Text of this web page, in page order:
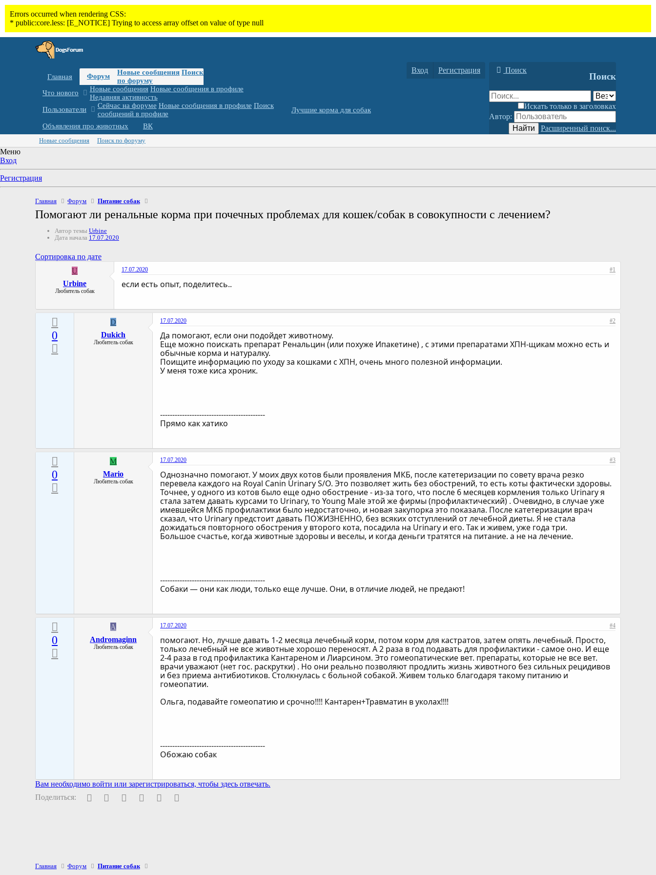
Главная Форум Новые сообщения Поиск
по форуму
Что нового
Новые сообщения Новые сообщения в профиле
Недавняя активность
Пользователи
Сейчас на форуме Новые сообщения в профиле Поиск
сообщений в профиле
Лучшие корма для собак
Объявления про животных ВК
Вход Регистрация Поиск
Поиск
Искать только в заголовках
Автор:
Найти
Расширенный поиск...
Новые сообщения Поиск по форуму
Меню
Вход
Регистрация
Главная Форум Питание собак
Помогают ли ренальные корма при почечных проблемах для кошек/собак в совокупности с лечением?
Автор темы Urbine
Дата начала 17.07.2020
Сортировка по дате
U
Urbine
Любитель собак
17.07.2020 #1
если есть опыт, поделитесь..
0
D
Dukich
Любитель собак
17.07.2020 #2
Да помогают, если они подойдет животному.
Еще можно поискать препарат Ренальцин (или похуже Ипакетине) , с этими препаратами ХПН-щикам можно есть и
обычные корма и натуралку.
Поищите информацию по уходу за кошками с ХПН, очень много полезной информации.
У меня тоже киса хроник.
-------------------------------------------
Прямо как хатико
0
M
Mario
Любитель собак
17.07.2020 #3
Однозначно помогают. У моих двух котов были проявления МКБ, после катетеризации по совету врача резко
перевела каждого на Royal Canin Urinary S/O. Это позволяет жить без обострений, то есть коты фактически здоровы.
Точнее, у одного из котов было еще одно обострение - из-за того, что после 6 месяцев кормления только Urinary я
стала затем давать курсами то Urinary, то Young Male этой же фирмы (профилактический) . Очевидно, в случае уже
имевшейся МКБ профилактики было недостаточно, и новая закупорка это показала. После катетеризации врач
сказал, что Urinary предстоит давать ПОЖИЗНЕННО, без всяких отступлений от лечебной диеты. Я не стала
дожидаться повторного обострения у второго кота, посадила на Urinary и его. Так и живем, уже года три.
Большое счастье, когда животные здоровы и веселы, и когда деньги тратятся на питание. а не на лечение.
-------------------------------------------
Собаки — они как люди, только еще лучше. Они, в отличие людей, не предают!
0
A
Andromaginn
Любитель собак
17.07.2020 #4
помогают. Но, лучше давать 1-2 месяца лечебный корм, потом корм для кастратов, затем опять лечебный. Просто,
только лечебный не все животные хорошо переносят. А 2 раза в год подавать для профилактики - самое оно. И еще
2-4 раза в год профилактика Кантареном и Лиарсином. Это гомеопатические вет. препараты, которые не все вет.
врачи уважают (нет гос. раскрутки) . Но они реально позволяют продлить жизнь животного без сильных рецидивов
и без приема антибиотиков. Столкнулась с больной собакой. Живем только благодаря такому питанию и
гомеопатии.
Ольга, подавайте гомеопатию и срочно!!!! Кантарен+Травматин в уколах!!!!
-------------------------------------------
Обожаю собак
Вам необходимо войти или зарегистрироваться, чтобы здесь отвечать.
Поделиться:
Facebook
Twitter PinterestWhatsAppЭлектронная почта
Главная Форум Питание собак